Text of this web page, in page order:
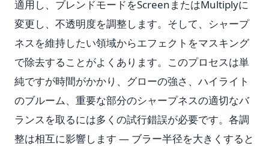
適用し、ブレンドモードをScreenまたはMultiplyに
変更し、不透明度を調整します。そして、シャープ
ネスを維持したい領域からエフェクトをマスキング
で除去することがよくあります。このプロセスは単
純ですが時間がかかり、グローの強さ、ハイライト
のブルーム、重要な部分のシャープネスの適切なバ
ランスを取るには多くの試行錯誤が必要です。各調
整は相互に影響します — ブラー半径を大きくすると